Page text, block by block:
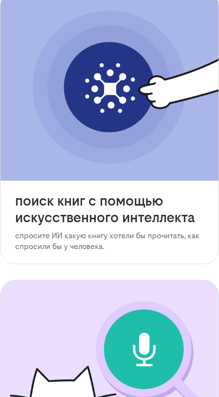
поиск книг с помощью
искусственного интеллекта
спросите ИИ какую книгу хотели бы прочитать, как
спросили бы у человека.